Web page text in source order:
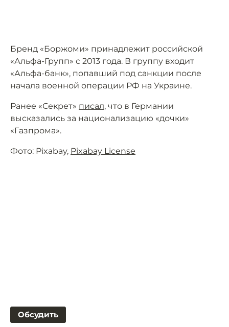
Бренд «Боржоми» принадлежит российской
«Альфа-Групп» с 2013 года. В группу входит
«Альфа-банк», попавший под санкции после
начала военной операции РФ на Украине.
Ранее «Секрет» писал, что в Германии
высказались за национализацию «дочки»
«Газпрома».
Фото: Pixabay, Pixabay License
Обсудить